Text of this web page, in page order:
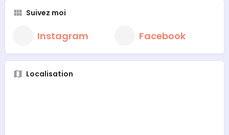
Suivez moi
Instagram Facebook
Localisation